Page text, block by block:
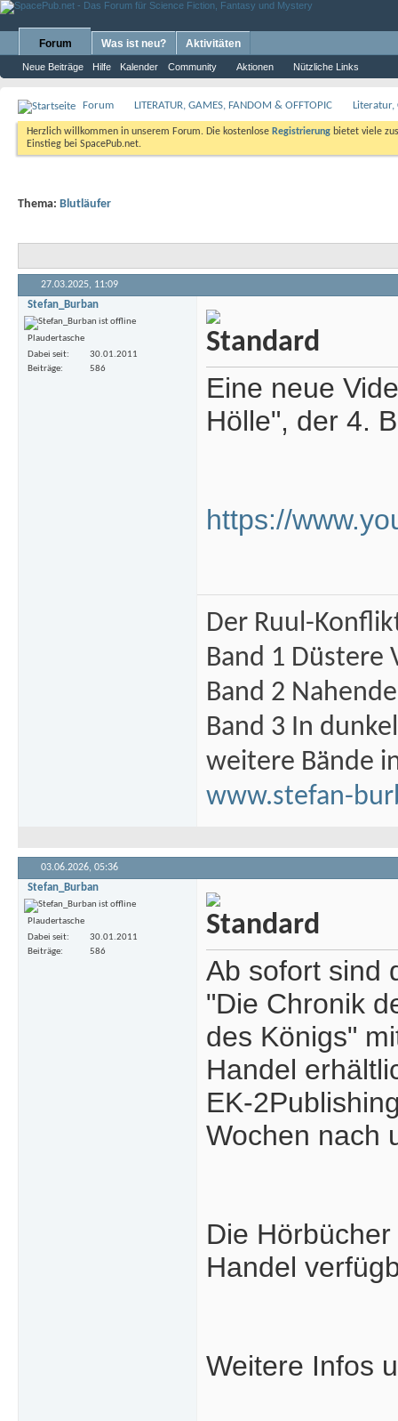
Forum
Neue Beiträge Hilfe Kalender Community Aktionen Nützliche Links
Was ist neu? Aktivitäten
Forum LITERATUR, GAMES, FANDOM & OFFTOPIC Literatur,
Herzlich willkommen in unserem Forum. Die kostenlose Registrierung bietet viele
Einstieg bei SpacePub.net.
Thema: Blutläufer
27.03.2025, 11:09
Stefan_Burban
Plaudertasche
Dabei seit
30.01.2011
Beiträge
586
Eine neue
Hölle", der 4.
https://
Der Ruul-
Band 1 Düstere
Band 2
Band 3 In
weitere Bände
www.stefan-
03.06.2026, 05:36
Stefan_Burban
Plaudertasche
Dabei seit
30.01.2011
Beiträge
586
Ab sofort sind
"Die Chronik
des Königs"
Handel
EK-
Wochen nach
Die
Handel
Weitere Infos